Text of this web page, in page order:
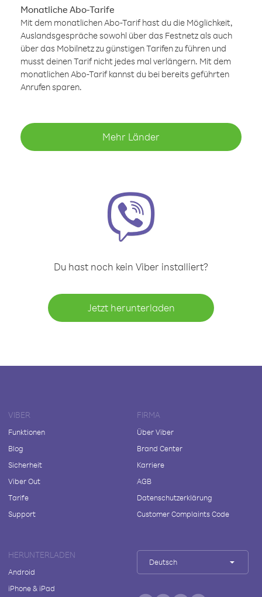
Monatliche Abo-Tarife
Mit dem monatlichen Abo-Tarif hast du die Möglichkeit,
Auslandsgespräche sowohl über das Festnetz als auch
über das Mobilnetz zu günstigen Tarifen zu führen und
musst deinen Tarif nicht jedes mal verlängern. Mit dem
monatlichen Abo-Tarif kannst du bei bereits geführten
Anrufen sparen.
Mehr Länder
Du hast noch kein Viber installiert?
Jetzt herunterladen
VIBER
Funktionen
Blog
Sicherheit
Viber Out
Tarife
Support
FIRMA
Über Viber
Brand Center
Karriere
AGB
Datenschutzerklärung
Customer Complaints Code
HERUNTERLADEN
Android
iPhone & iPad
Deutsch